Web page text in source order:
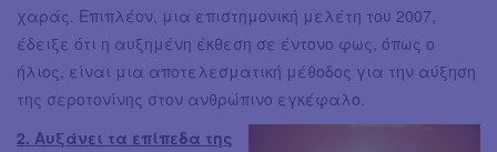
χαράς. Επιπλέον, μια επιστημονική μελέτη του 2007,
έδειξε ότι η αυξημένη έκθεση σε έντονο φως, όπως ο
ήλιος, είναι μια αποτελεσματική μέθοδος για την αύξηση
της σεροτονίνης στον ανθρώπινο εγκέφαλο.
2. Αυξάνει τα επίπεδα της